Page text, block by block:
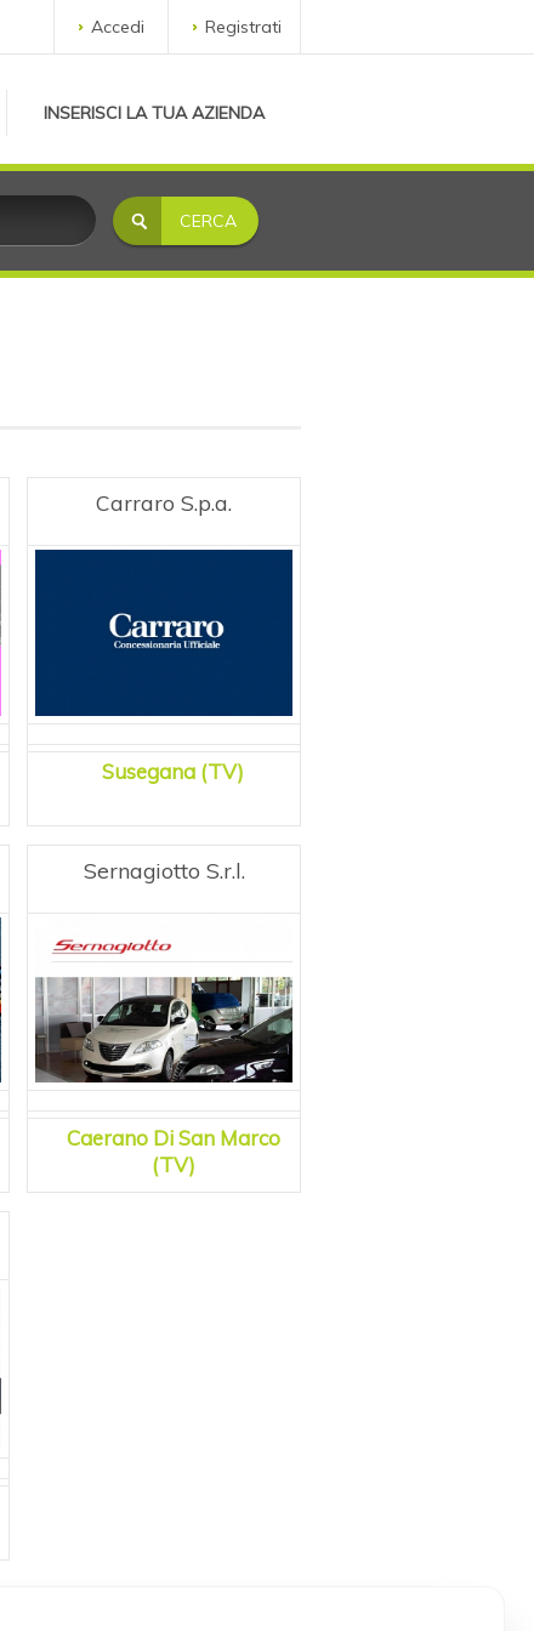
Accedi Registrati
INSERISCI LA TUA AZIENDA
Carraro S.p.a.
Susegana (TV)
Sernagiotto S.r.l.
Caerano Di San Marco
(TV)